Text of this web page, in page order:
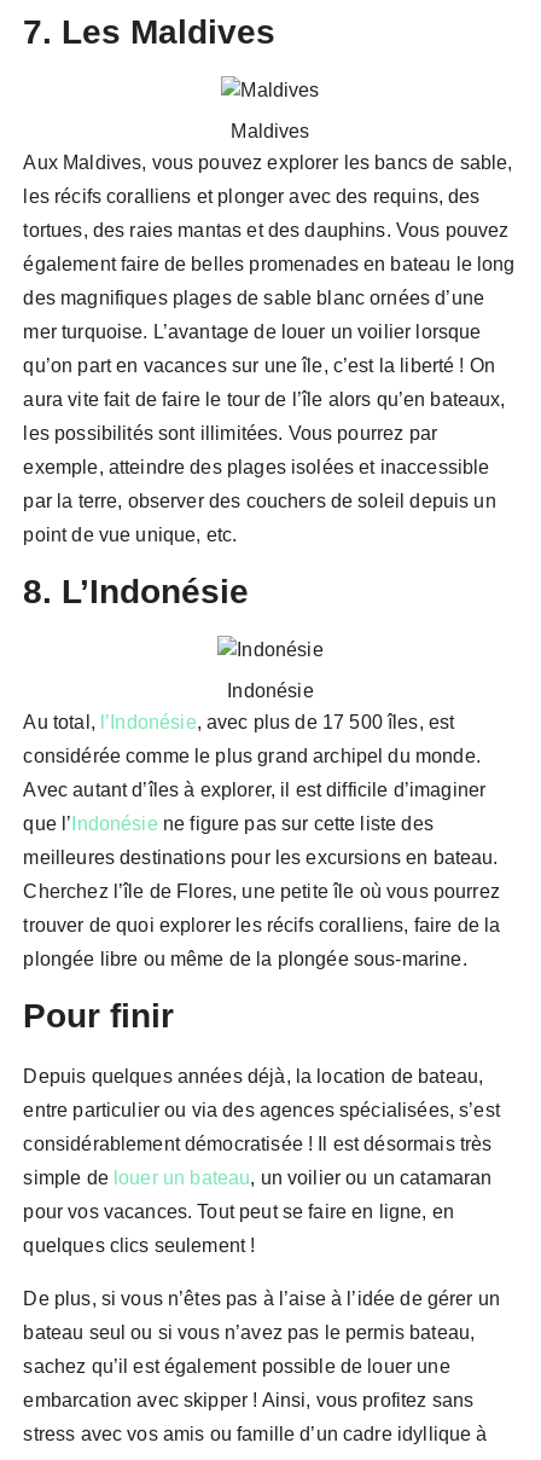
7. Les Maldives
Maldives
Aux Maldives, vous pouvez explorer les bancs de sable,
les récifs coralliens et plonger avec des requins, des
tortues, des raies mantas et des dauphins. Vous pouvez
également faire de belles promenades en bateau le long
des magnifiques plages de sable blanc ornées d’une
mer turquoise. L’avantage de louer un voilier lorsque
qu’on part en vacances sur une île, c’est la liberté ! On
aura vite fait de faire le tour de l’île alors qu’en bateaux,
les possibilités sont illimitées. Vous pourrez par
exemple, atteindre des plages isolées et inaccessible
par la terre, observer des couchers de soleil depuis un
point de vue unique, etc.
8. L’Indonésie
Indonésie
Au total, l’Indonésie, avec plus de 17 500 îles, est
considérée comme le plus grand archipel du monde.
Avec autant d’îles à explorer, il est difficile d’imaginer
que l’ Indonésie ne figure pas sur cette liste des
meilleures destinations pour les excursions en bateau.
Cherchez l’île de Flores, une petite île où vous pourrez
trouver de quoi explorer les récifs coralliens, faire de la
plongée libre ou même de la plongée sous-marine.
Pour finir
Depuis quelques années déjà, la location de bateau,
entre particulier ou via des agences spécialisées, s’est
considérablement démocratisée ! Il est désormais très
simple de louer un bateau, un voilier ou un catamaran
pour vos vacances. Tout peut se faire en ligne, en
quelques clics seulement !
De plus, si vous n’êtes pas à l’aise à l’idée de gérer un
bateau seul ou si vous n’avez pas le permis bateau,
sachez qu’il est également possible de louer une
embarcation avec skipper ! Ainsi, vous profitez sans
stress avec vos amis ou famille d’un cadre idyllique à